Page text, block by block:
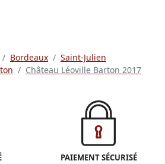
Bordeaux
Saint-Julien
Château Léoville Barton 2017
PAIEMENT SÉCURISÉ